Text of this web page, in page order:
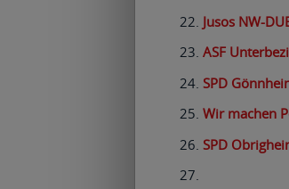
Jusos NW-
ASF
SPD
Wir machen
SPD